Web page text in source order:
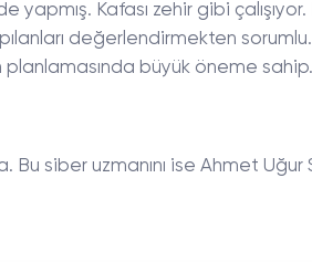
yapmış. Kafası zehir gibi
değerlendirmekten
büyük öneme sahip.
siber uzmanını ise Ahmet Uğur